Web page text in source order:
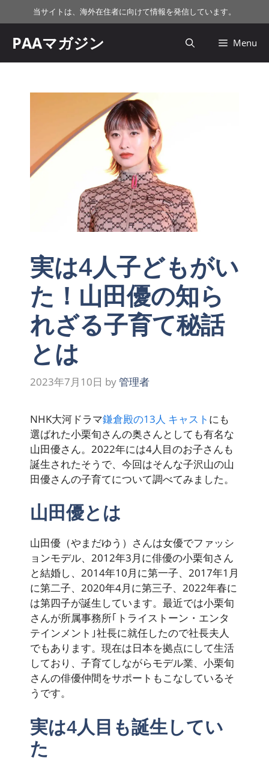
ン
ツ
当サイトは、海外在住者に向けて情報を発信しています。
PAAマガジン Menu
実は4人子どもがい
た！山田優の知ら
れざる子育て秘話
とは
2023年7月10日 by管理者
NHK大河ドラマ鎌倉殿の13人 キャスト にも
選ばれた小栗旬さんの奥さんとしても有名な
山田優さん。2022年には4人目のお子さんも
誕生されたそうで、今回はそんな子沢山の山
田優さんの子育てについて調べてみました。
山田優とは
山田優（やまだゆう）さんは女優でファッシ
ョンモデル、2012年3月に俳優の小栗旬さん
と結婚し、2014年10月に第一子、2017年1月
に第二子、2020年4月に第三子、2022年春に
は第四子が誕生しています。最近では小栗旬
さんが所属事務所｢トライストーン・エンタ
テインメント｣社長に就任したので社長夫人
でもあります。現在は日本を拠点にして生活
しており、子育てしながらモデル業、小栗旬
さんの俳優仲間をサポートもこなしているそ
うです。
実は4人目も誕生してい
た